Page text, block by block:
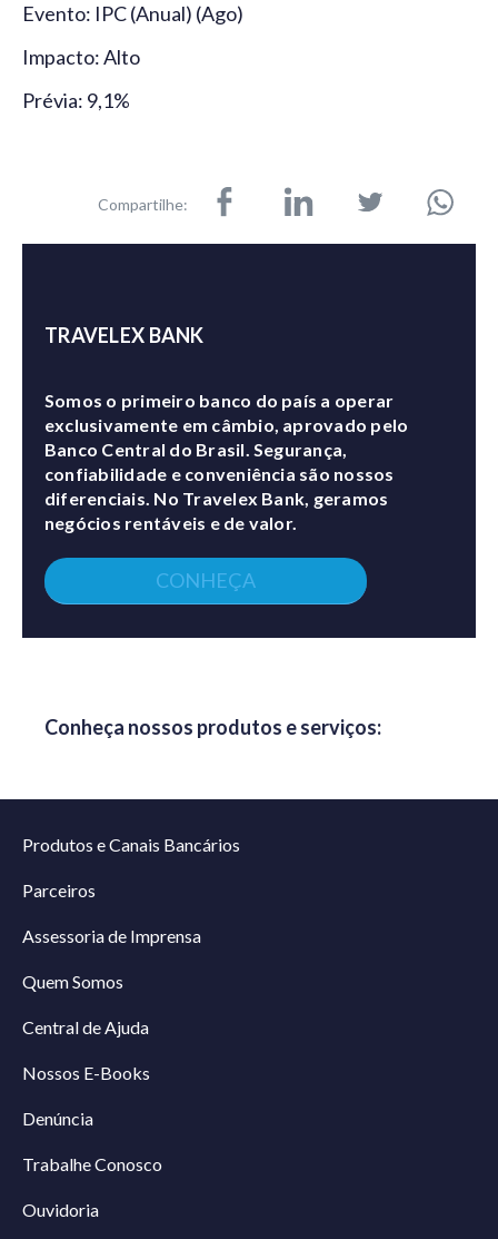
Evento: IPC (Anual) (Ago)
Impacto: Alto
Prévia: 9,1%
Compartilhe:
TRAVELEX BANK
Somos o primeiro banco do país a operar
exclusivamente em câmbio, aprovado pelo
Banco Central do Brasil. Segurança,
confiabilidade e conveniência são nossos
diferenciais. No Travelex Bank, geramos
negócios rentáveis e de valor.
CONHEÇA
Conheça nossos produtos e serviços:
Produtos e Canais Bancários
Parceiros
Assessoria de Imprensa
Quem Somos
Central de Ajuda
Nossos E-Books
Denúncia
Trabalhe Conosco
Ouvidoria